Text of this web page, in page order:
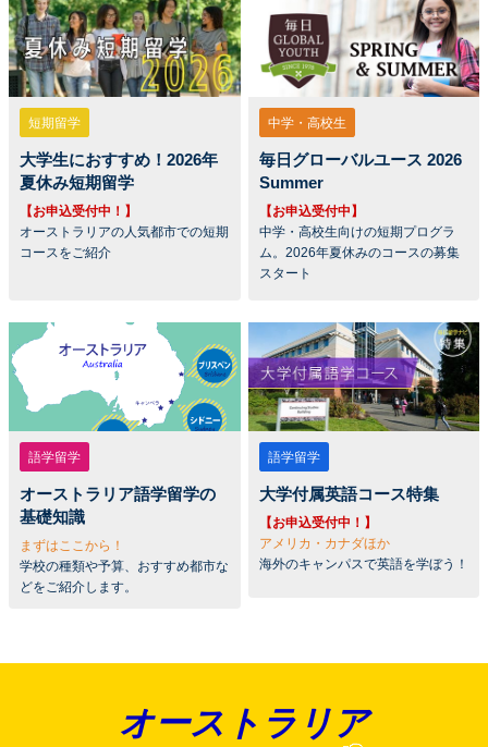
短期留学
大学生におすすめ！2026年
夏休み短期留学
【お申込受付中！】
オーストラリアの人気都市での短期
コースをご紹介
中学・高校生
毎日グローバルユース 2026
Summer
【お申込受付中】
中学・高校生向けの短期プログラ
ム。2026年夏休みのコースの募集
スタート
語学留学
オーストラリア語学留学の
基礎知識
まずはここから！
学校の種類や予算、おすすめ都市な
どをご紹介します。
語学留学
大学付属英語コース特集
【お申込受付中！】
アメリカ・カナダほか
海外のキャンパスで英語を学ぼう！
オーストラリア